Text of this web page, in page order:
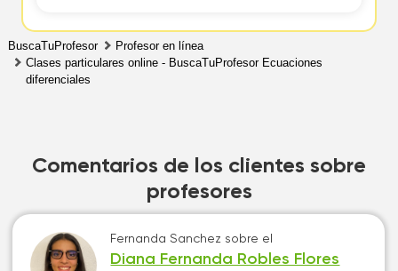
BuscaTuProfesor
Profesor en línea
Clases particulares online - BuscaTuProfesor Ecuaciones
diferenciales
Comentarios de los clientes sobre
profesores
Fernanda Sanchez sobre el
Diana Fernanda Robles Flores